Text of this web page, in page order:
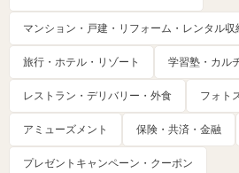
マンション・戸建・リフォーム・レンタル収
旅行・ホテル・リゾート 学習塾・カル
レストラン・デリバリー・外食 フォト
アミューズメント 保険・共済・金融
プレゼントキャンペーン・クーポン